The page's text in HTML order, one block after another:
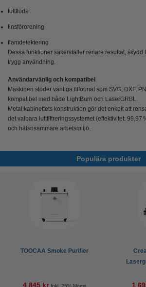
luftflöde
linsförorening
flamdetektering
Dessa funktioner säkerställer renare resultat, skydd
trygg användning.
Användarvänlig och kompatibel
Maskinen stöder vanliga filformat som SVG, DXF,
kompatibel med både LightBurn och LaserGRBL.
Metallkabinettets konstruktion gör det enkelt att
det valbara luftfiltreringssystemet (effektivitet: 99,97
och hälsosammare arbetsmiljö.
Populära produkter
TOOCAA Smoke Purifier
4 845 kr Inkl. 25% Moms 1